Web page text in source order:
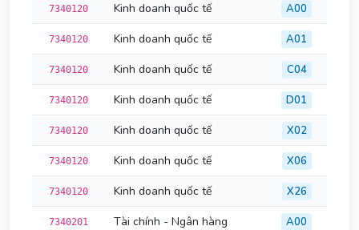
7340120 Kinh doanh quốc tế A00
7340120 Kinh doanh quốc tế A01
7340120 Kinh doanh quốc tế C04
7340120 Kinh doanh quốc tế D01
7340120 Kinh doanh quốc tế X02
7340120 Kinh doanh quốc tế X06
7340120 Kinh doanh quốc tế X26
7340201 Tài chính - Ngân hàng A00